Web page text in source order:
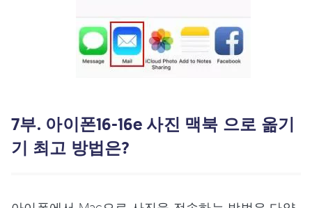
7부. 아이폰16-16e 사진 맥북 으로 옮기
기 최고 방법은?